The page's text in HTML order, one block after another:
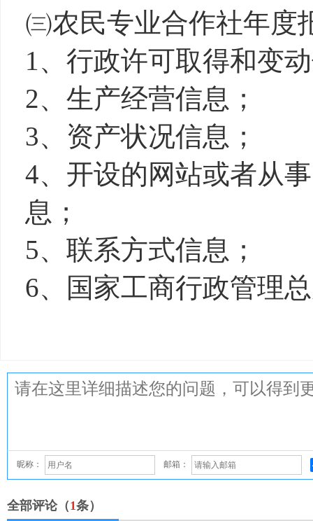
㈢农民专业合作社年度
1、行政许可取得和变
2、生产经营信息；
3、资产状况信息；
4、开设的网站或者从
息；
5、联系方式信息；
6、国家工商行政管理
昵称： 邮箱：
全部评论（1条）